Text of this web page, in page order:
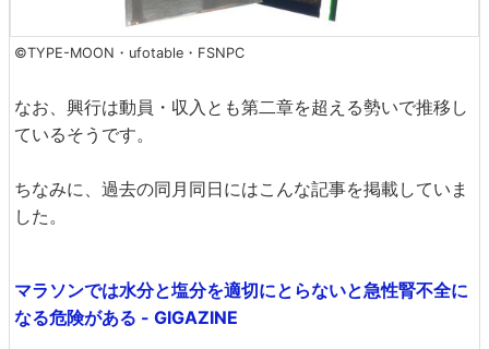
©TYPE-MOON・ufotable・FSNPC
なお、興行は動員・収入とも第二章を超える勢いで推移し
ているそうです。
ちなみに、過去の同月同日にはこんな記事を掲載していま
した。
マラソンでは水分と塩分を適切にとらないと急性腎不全に
なる危険がある - GIGAZINE